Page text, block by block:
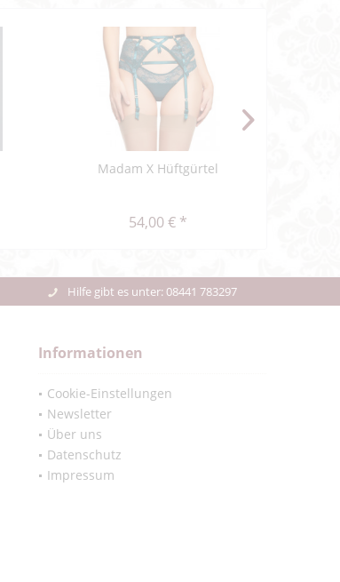
Madam X Hüftgürtel
54,00 € *
Hilfe gibt es unter: 08441 783297
Informationen
Cookie-Einstellungen
Newsletter
Über uns
Datenschutz
Impressum